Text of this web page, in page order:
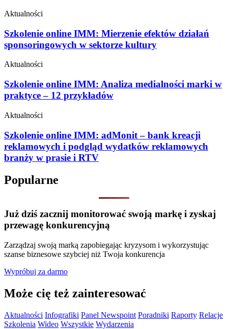
Aktualności
Szkolenie online IMM: Mierzenie efektów działań
sponsoringowych w sektorze kultury
Aktualności
Szkolenie online IMM: Analiza medialności marki w
praktyce – 12 przykładów
Aktualności
Szkolenie online IMM: adMonit – bank kreacji
reklamowych i podgląd wydatków reklamowych
branży w prasie i RTV
Popularne
Już dziś zacznij monitorować swoją markę i zyskaj
przewagę konkurencyjną
Zarządzaj swoją marką zapobiegając kryzysom i wykorzystując
szanse biznesowe szybciej niż Twoja konkurencja
Wypróbuj za darmo
Może cię też zainteresować
Aktualności Infografiki Panel Newspoint Poradniki Raporty Relacje
Szkolenia Wideo Wszystkie Wydarzenia